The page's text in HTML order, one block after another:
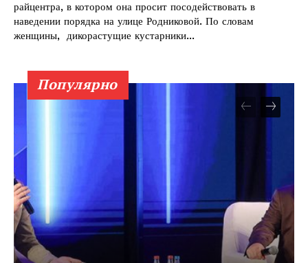
Газета
"Драгічынскі Веснік"
райцентра, в котором она просит посодействовать в
наведении порядка на улице Родниковой. По словам
женщины, дикорастущие кустарники...
Популярно